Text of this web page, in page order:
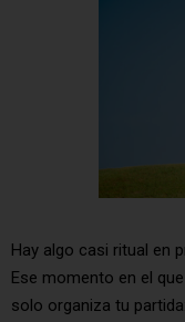
Hay algo casi ritual en
Ese momento en el
solo organiza tu